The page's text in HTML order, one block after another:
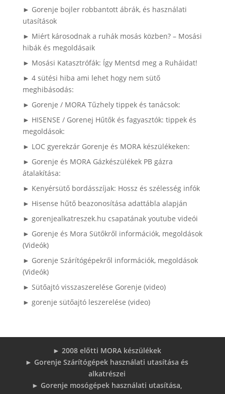
► Gorenje bojler robbantott ábrák, és használati
utasítások
► Miért károsodnak a ruhák mosás közben? – Mosási
hibák és megoldásaik
► Mosási Katasztrófák: Így Mentsd meg a Ruháidat!
► 4 sütési hiba ami lehet hogy nem sütő
meghibásodás:
► Gorenje / MORA Tűzhely tippek és tanácsok:
► HISENSE / Gorenej Hűtők és fagyasztók: tippek és
megoldások:
► LOC gyerekzár Gorenje és MORA készülékeken:
► Gorenje és MORA Gázkészülékek PB gázra
átalakítása:
► Kenyérsütő bordásszíjak: Hossz és szélesség infók
► Hisense hűtő beazonosítása adattábla alapján
► gorenjealkatreszek.hu csapatának youtube videói
► Gorenje és Mora Sütőkről információk, megoldások
(Videók)
► Gorenje Szárítógépekről információk, megoldások
(Videók)
► Sütőajtó visszaszerelése Gorenje (video)
► gorenje sütőajtó leszerelése (video)
► 2008 előtti MORA készülékek
► Gorenje Szárítógépek használati utasítása és
alkatrészei
► Gorenje mosógépek használati utasítása,